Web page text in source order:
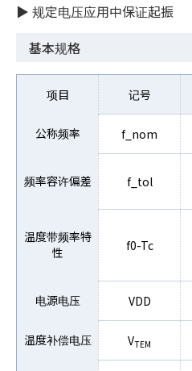
▶︎ 规定电压应用中保证起振
基本规格
项目 记号
公称频率 f_nom
频率容许偏差 f_tol
温度带频率特
性
f0-Tc
电源电压 VDD
温度补偿电压 VTEM